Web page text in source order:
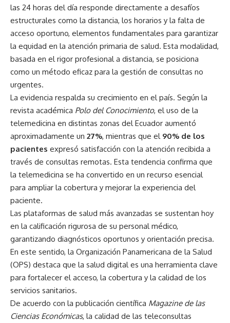
las 24 horas del día responde directamente a desafíos
estructurales como la distancia, los horarios y la falta de
acceso oportuno, elementos fundamentales para garantizar
la equidad en la atención primaria de salud. Esta modalidad,
basada en el rigor profesional a distancia, se posiciona
como un método eficaz para la gestión de consultas no
urgentes.
La evidencia respalda su crecimiento en el país. Según la
revista académica Polo del Conocimiento, el uso de la
telemedicina en distintas zonas del Ecuador aumentó
aproximadamente un 27%, mientras que el 90% de los
pacientes expresó satisfacción con la atención recibida a
través de consultas remotas. Esta tendencia confirma que
la telemedicina se ha convertido en un recurso esencial
para ampliar la cobertura y mejorar la experiencia del
paciente.
Las plataformas de salud más avanzadas se sustentan hoy
en la calificación rigurosa de su personal médico,
garantizando diagnósticos oportunos y orientación precisa.
En este sentido, la Organización Panamericana de la Salud
(OPS) destaca que la salud digital es una herramienta clave
para fortalecer el acceso, la cobertura y la calidad de los
servicios sanitarios.
De acuerdo con la publicación científica Magazine de las
Ciencias Económicas, la calidad de las teleconsultas